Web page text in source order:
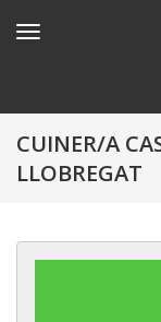
CUINER/A
LLOBREGAT